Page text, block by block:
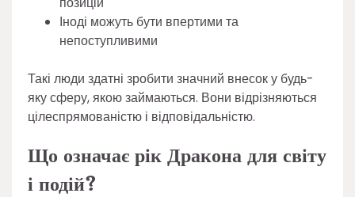
Іноді можуть бути впертими та
непоступливими
Такі люди здатні зробити значний внесок у будь-
яку сферу, якою займаються. Вони відрізняються
цілеспрямованістю і відповідальністю.
Що означає рік Дракона для світу
і подій?